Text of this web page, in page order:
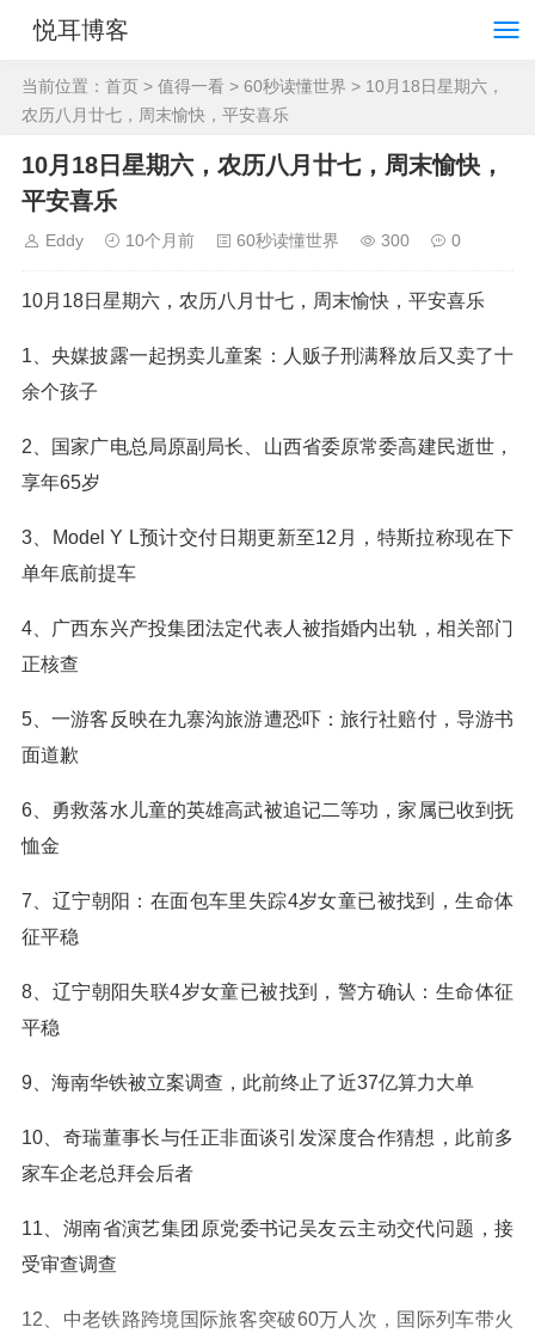
悦耳博客
当前位置： 首页 > 值得一看 > 60秒读懂世界 > 10月18日星期六，
农历八月廿七，周末愉快，平安喜乐
10月18日星期六，农历八月廿七，周末愉快，
平安喜乐
Eddy 10个月前 60秒读懂世界 300 0
10月18日星期六，农历八月廿七，周末愉快，平安喜乐
1、央媒披露一起拐卖儿童案：人贩子刑满释放后又卖了十
余个孩子
2、国家广电总局原副局长、山西省委原常委高建民逝世，
享年65岁
3、Model Y L预计交付日期更新至12月，特斯拉称现在下
单年底前提车
4、广西东兴产投集团法定代表人被指婚内出轨，相关部门
正核查
5、一游客反映在九寨沟旅游遭恐吓：旅行社赔付，导游书
面道歉
6、勇救落水儿童的英雄高武被追记二等功，家属已收到抚
恤金
7、辽宁朝阳：在面包车里失踪4岁女童已被找到，生命体
征平稳
8、辽宁朝阳失联4岁女童已被找到，警方确认：生命体征
平稳
9、海南华铁被立案调查，此前终止了近37亿算力大单
10、奇瑞董事长与任正非面谈引发深度合作猜想，此前多
家车企老总拜会后者
11、湖南省演艺集团原党委书记吴友云主动交代问题，接
受审查调查
12、中老铁路跨境国际旅客突破60万人次，国际列车带火